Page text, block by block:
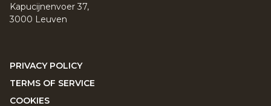
Kapucijnenvoer 37,
3000 Leuven
PRIVACY POLICY
TERMS OF SERVICE
COOKIES